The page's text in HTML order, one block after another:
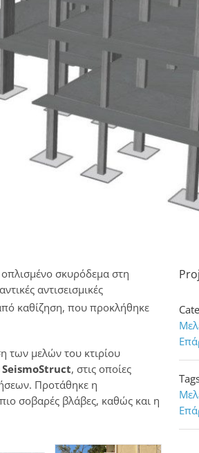
σκυρόδεμα στη
αντισεισμικές
καθίζηση, που προκλήθηκε
των μελών του κτιρίου
SeismoStruct, στις οποίες
Προτάθηκε η
σοβαρές βλάβες, καθώς και η